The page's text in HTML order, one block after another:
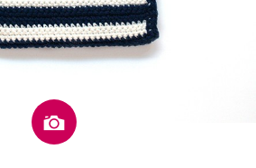
Imagen